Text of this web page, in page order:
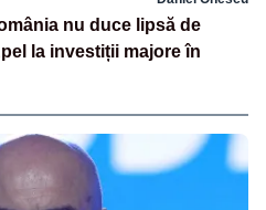
nu duce lipsă de
la investiții majore în